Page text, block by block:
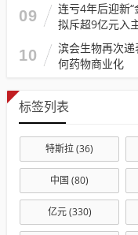
09
连亏4年后迎新
拟斥超9亿元入
10
滨会生物再次
何药物商业化
标签列表
特斯拉(36)
中国 (80)
亿元(330)